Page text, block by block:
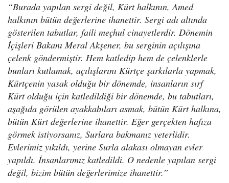
“Burada yapılan sergi değil, Kürt halkının, Amed
halkının bütün değerlerine ihanettir. Sergi adı altında
gösterilen tabutlar, faili meçhul cinayetlerdir. Dönemin
İçişleri Bakanı Meral Akşener, bu serginin açılışına
çelenk göndermiştir. Hem katledip hem de çelenklerle
bunları kutlamak, açılışlarını Kürtçe şarkılarla yapmak,
Kürtçenin yasak olduğu bir dönemde, insanların sırf
Kürt olduğu için katledildiği bir dönemde, bu tabutları,
aşağıda görülen ayakkabıları asmak, bütün Kürt halkına,
bütün Kürt değerlerine ihanettir. Eğer gerçekten hafıza
görmek istiyorsanız, Surlara bakmanız yeterlidir.
Evlerimiz yıkıldı, yerine Surla alakası olmayan evler
yapıldı. İnsanlarımız katledildi. O nedenle yapılan sergi
değil, bizim bütün değerlerimize ihanettir.”